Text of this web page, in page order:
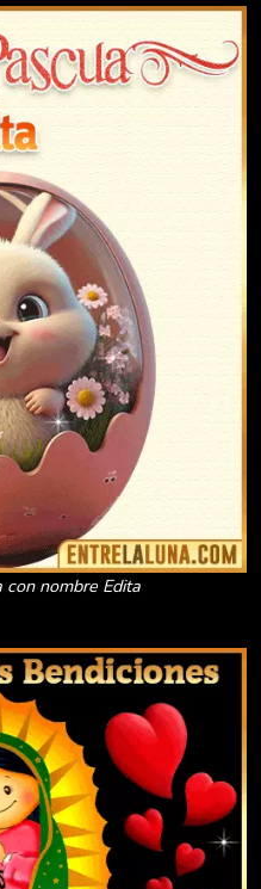
con nombre Edita